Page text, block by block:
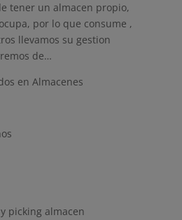
tener un almacen propio,
por lo que consume ,
llevamos su gestion
de…
en Almacenes
picking almacen